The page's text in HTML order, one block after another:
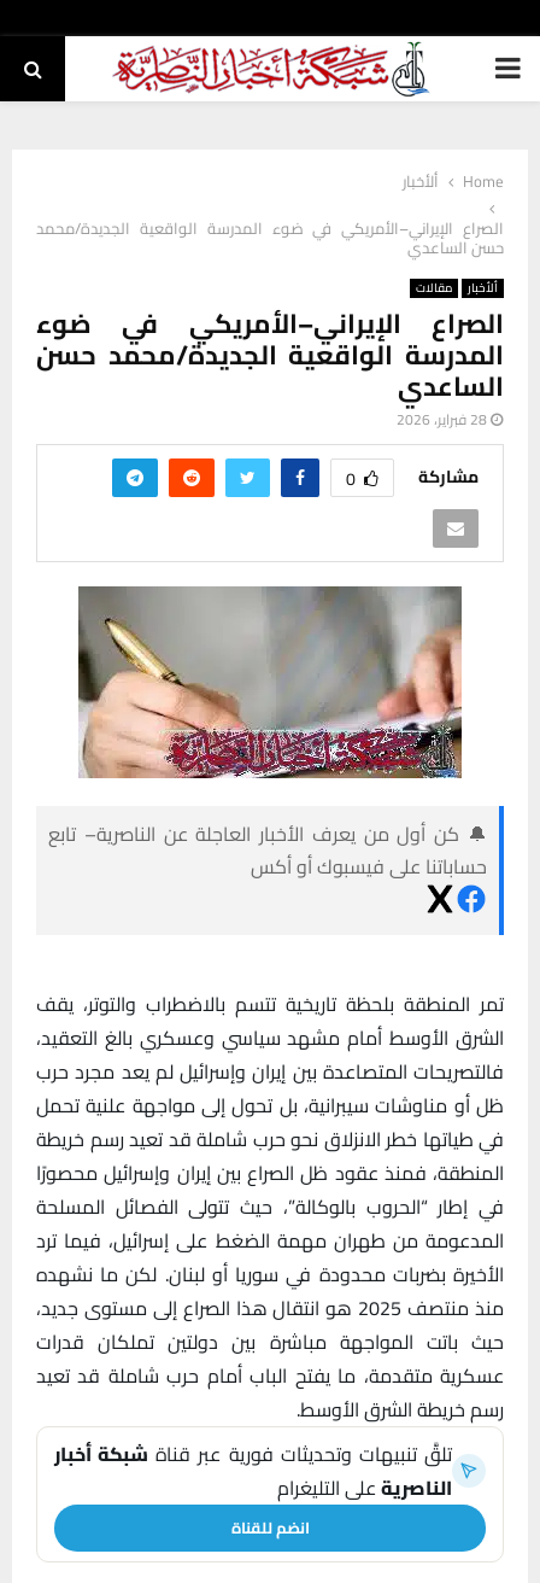
PRIMARY
Home
ألأخبار
الصراع الإيراني–الأمريكي في ضوء المدرسة الواقعية الجديدة/محمد
حسن الساعدي
ألأخبار مقالات
الصراع الإيراني–الأمريكي في ضوء
المدرسة الواقعية الجديدة/محمد حسن
الساعدي
28 فبراير، 2026
مشاركة 0
🔔 كن أول من يعرف الأخبار العاجلة عن الناصرية– تابع
حساباتنا على فيسبوك أو أكس
تمر المنطقة بلحظة تاريخية تتسم بالاضطراب والتوتر، يقف
الشرق الأوسط أمام مشهد سياسي وعسكري بالغ التعقيد،
فالتصريحات المتصاعدة بين إيران وإسرائيل لم يعد مجرد حرب
ظل أو مناوشات سيبرانية، بل تحول إلى مواجهة علنية تحمل
في طياتها خطر الانزلاق نحو حرب شاملة قد تعيد رسم خريطة
المنطقة، فمنذ عقود ظل الصراع بين إيران وإسرائيل محصورًا
في إطار “الحروب بالوكالة”، حيث تتولى الفصائل المسلحة
المدعومة من طهران مهمة الضغط على إسرائيل، فيما ترد
الأخيرة بضربات محدودة في سوريا أو لبنان. لكن ما نشهده
منذ منتصف 2025 هو انتقال هذا الصراع إلى مستوى جديد،
حيث باتت المواجهة مباشرة بين دولتين تملكان قدرات
عسكرية متقدمة، ما يفتح الباب أمام حرب شاملة قد تعيد
رسم خريطة الشرق الأوسط.
تلقَّ تنبيهات وتحديثات فورية عبر قناة شبكة أخبار
الناصريةعلى التليغرام
انضم للقناة